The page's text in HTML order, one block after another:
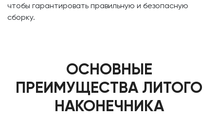
чтобы гарантировать правильную и безопасную
сборку.
ОСНОВНЫЕ
ПРЕИМУЩЕСТВА ЛИТОГО
НАКОНЕЧНИКА